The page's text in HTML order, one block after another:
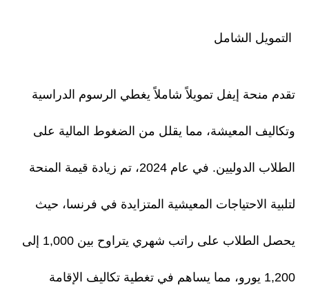
التمويل الشامل
تقدم منحة إيفل تمويلاً شاملاً يغطي الرسوم الدراسية
وتكاليف المعيشة، مما يقلل من الضغوط المالية على
الطلاب الدوليين. في عام 2024، تم زيادة قيمة المنحة
لتلبية الاحتياجات المعيشية المتزايدة في فرنسا، حيث
يحصل الطلاب على راتب شهري يتراوح بين 1,000 إلى
1,200 يورو، مما يساهم في تغطية تكاليف الإقامة